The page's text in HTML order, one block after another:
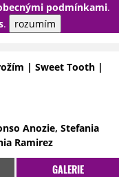
podmínkami.
. rozumím
PŘIHLÁSIT
| Sweet Tooth |
Anozie, Stefania
Ramirez
GALERIE